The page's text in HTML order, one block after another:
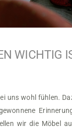
WICHTIG
uns wohl fühlen.
wir die Möbel